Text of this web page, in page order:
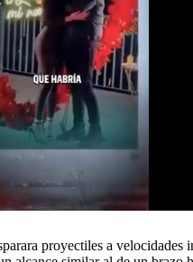
proyectiles a